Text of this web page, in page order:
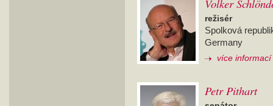
Volker
režisér
Spolková
Germany
více informací
Petr Pithart